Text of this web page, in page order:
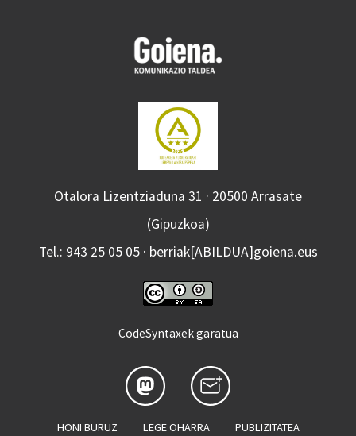
Otalora Lizentziaduna 31 · 20500 Arrasate
(Gipuzkoa)
Tel.: 943 25 05 05 · berriak[ABILDUA]goiena.eus
CodeSyntaxek garatua
HONI BURUZ LEGE OHARRA PUBLIZITATEA